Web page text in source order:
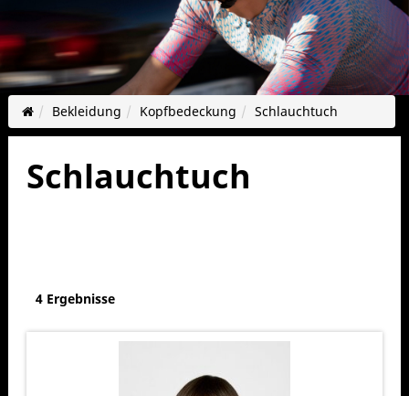
Bekleidung Kopfbedeckung Schlauchtuch
Schlauchtuch
4 Ergebnisse